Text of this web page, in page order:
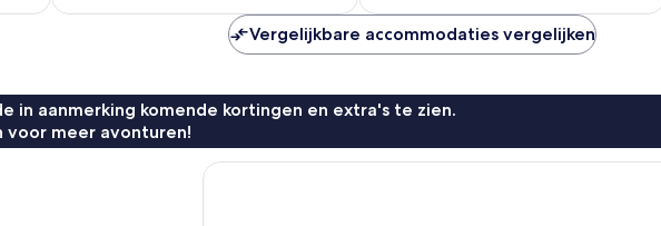
Vergelijkbare accommodaties vergelijken
in aanmerking komende kortingen en extra's te zien.
voor meer avonturen!